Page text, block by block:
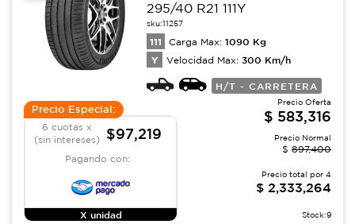
295/40 R21 111Y
sku:11257
111 Carga Max: 1090 Kg
Y Velocidad Max: 300 Km/h
H/T - CARRETERA
Precio Especial:
6 cuotas x
(sin intereses)
$97,219
Pagando con:
X unidad
Precio Oferta
$ 583,316
Precio Normal
$ 897,400
Precio total por 4
$ 2,333,264
Stock:9